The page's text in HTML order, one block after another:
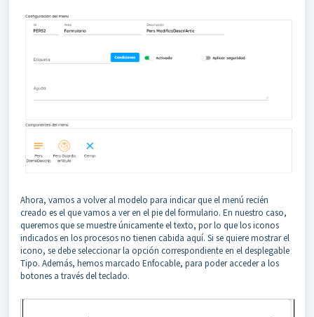
Ahora, vamos a volver al modelo para indicar que el menú recién
creado es el que vamos a ver en el pie del formulario. En nuestro caso,
queremos que se muestre únicamente el texto, por lo que los iconos
indicados en los procesos no tienen cabida aquí. Si se quiere mostrar el
icono, se debe seleccionar la opción correspondiente en el desplegable
Tipo. Además, hemos marcado Enfocable, para poder acceder a los
botones a través del teclado.